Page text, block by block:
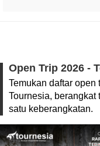
Open Trip 2026 -
Temukan daftar open
Tournesia,
satu keberangkatan.